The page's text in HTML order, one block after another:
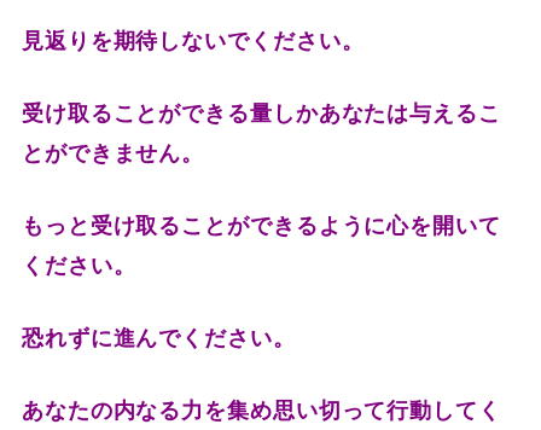
見返りを期待しないでください。
受け取ることができる量しかあなたは与えるこ
とができません。
もっと受け取ることができるように心を開いて
ください。
恐れずに進んでください。
あなたの内なる力を集め思い切って行動してく